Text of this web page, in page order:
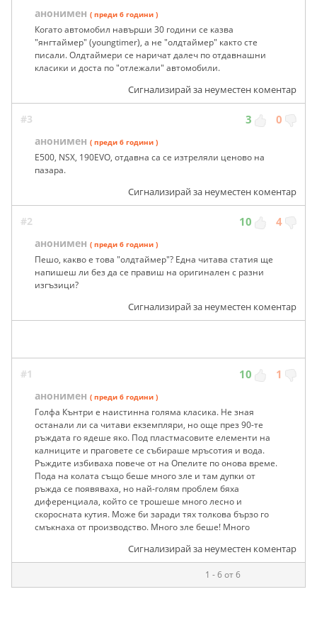
анонимен ( преди 6 години )
Когато автомобил навърши 30 години се казва
"янгтаймер" (youngtimer), а не "олдтаймер" както сте
писали. Олдтаймери се наричат далеч по отдавнашни
класики и доста по "отлежали" автомобили.
Сигнализирай за неуместен коментар
#3 3 0
анонимен ( преди 6 години )
Е500, NSX, 190EVO, отдавна са се изтреляли ценово на
пазара.
Сигнализирай за неуместен коментар
#2 10 4
анонимен ( преди 6 години )
Пешо, какво е това "олдтаймер"? Една читава статия ще
напишеш ли без да се правиш на оригинален с разни
изгъзици?
Сигнализирай за неуместен коментар
#1 10 1
анонимен ( преди 6 години )
Голфа Кънтри е наистинна голяма класика. Не зная
останали ли са читави екземпляри, но още през 90-те
ръждата го ядеше яко. Под пластмасовите елементи на
калниците и праговете се събираше мръсотия и вода.
Ръждите избиваха повече от на Опелите по онова време.
Пода на колата също беше много зле и там дупки от
ръжда се появяваха, но най-голям проблем бяха
диференциала, който се трошеше много лесно и
скоросната кутия. Може би заради тях толкова бързо го
смъкнаха от производство. Много зле беше! Много
Сигнализирай за неуместен коментар
1 - 6 от 6